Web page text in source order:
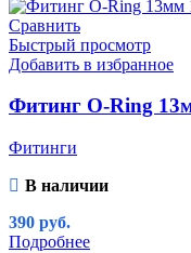
Сравнить
Быстрый просмотр
Добавить в избранное
Фитинг O-Ring
Фитинги
В наличии
390 руб.
Подробнее